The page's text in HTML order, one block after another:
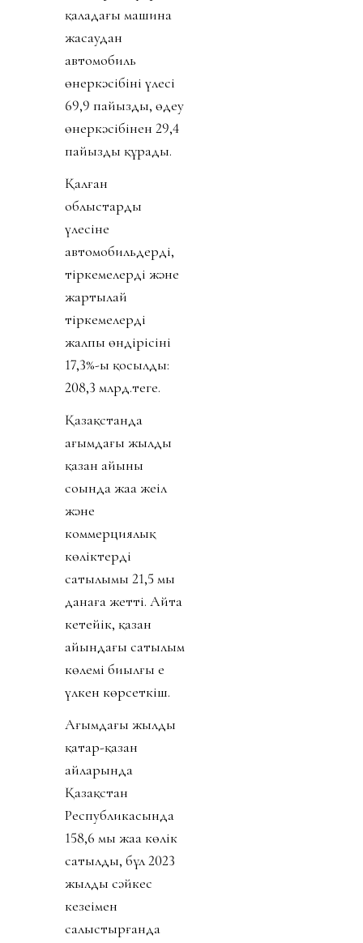
қаладағы машина
жасаудан
автомобиль
өнеркәсібінің үлесі
69,9 пайызды, өңдеу
өнеркәсібінен 29,4
пайызды құрады.
Қалған
облыстардың
үлесіне
автомобильдердің,
тіркемелердің және
жартылай
тіркемелердің
жалпы өндірісінің
17,3%-ы қосылды:
208,3 млрд.теңге.
Қазақстанда
ағымдағы жылдың
қазан айының
соңында жаңа жеңіл
және
коммерциялық
көліктердің
сатылымы 21,5 мың
данаға жетті. Айта
кетейік, қазан
айындағы сатылым
көлемі биылғы ең
үлкен көрсеткіш.
Ағымдағы жылдың
қаңтар-қазан
айларында
Қазақстан
Республикасында
158,6 мың жаңа көлік
сатылды, бұл 2023
жылдың сәйкес
кезеңімен
салыстырғанда